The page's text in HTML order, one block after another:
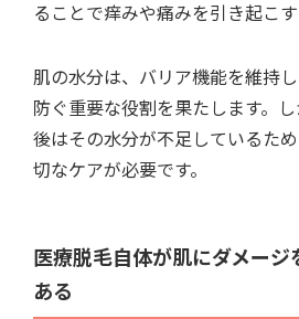
ることで痒みや痛みを引き起こす
肌の水分は、バリア機能を維持
防ぐ重要な役割を果たします。
後はその水分が不足しているた
切なケアが必要です。
医療脱毛自体が肌にダメージ
ある